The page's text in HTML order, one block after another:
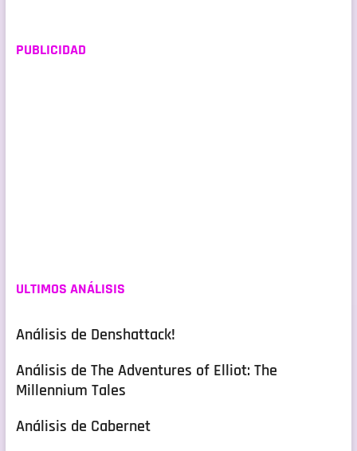
PUBLICIDAD
ULTIMOS ANÁLISIS
Análisis de Denshattack!
Análisis de The Adventures of Elliot: The
Millennium Tales
Análisis de Cabernet